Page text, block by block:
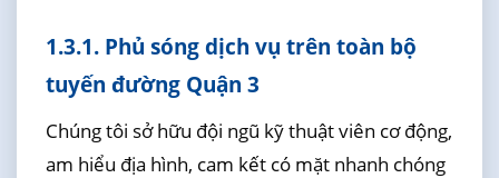
1.3.1. Phủ sóng dịch vụ trên toàn bộ
tuyến đường Quận 3
Chúng tôi sở hữu đội ngũ kỹ thuật viên cơ động,
am hiểu địa hình, cam kết có mặt nhanh chóng